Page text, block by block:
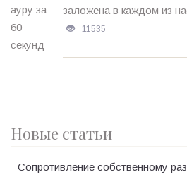
заложена в каждом из
11535
Новые статьи
Сопротивление собственному